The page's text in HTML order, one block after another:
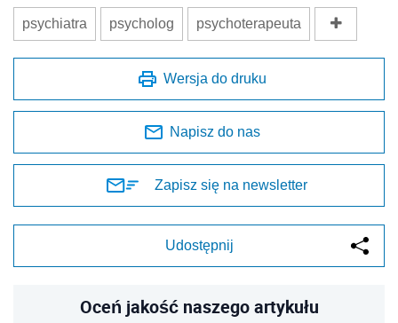
psychiatra psycholog psychoterapeuta
Wersja do druku
Napisz do nas
Zapisz się na newsletter
Udostępnij
Oceń jakość naszego artykułu